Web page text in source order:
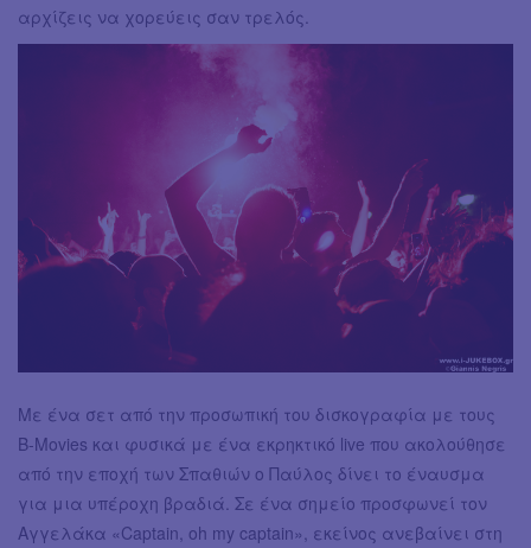
αρχίζεις να χορεύεις σαν τρελός.
Με ένα σετ από την προσωπική του δισκογραφία με τους
B-Movies και φυσικά με ένα εκρηκτικό live που ακολούθησε
από την εποχή των Σπαθιών ο Παύλος δίνει το έναυσμα
για μια υπέροχη βραδιά. Σε ένα σημείο προσφωνεί τον
Αγγελάκα «Captain, oh my captain», εκείνος ανεβαίνει στη